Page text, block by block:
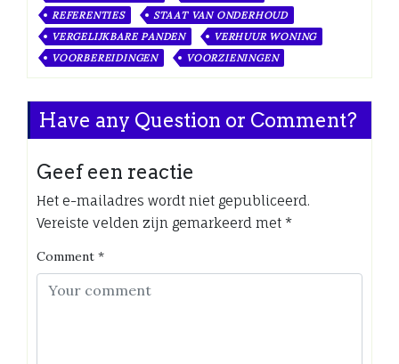
REFERENTIES
STAAT VAN ONDERHOUD
VERGELIJKBARE PANDEN
VERHUUR WONING
VOORBEREIDINGEN
VOORZIENINGEN
Have any Question or Comment?
Geef een reactie
Het e-mailadres wordt niet gepubliceerd.
Vereiste velden zijn gemarkeerd met *
Comment *